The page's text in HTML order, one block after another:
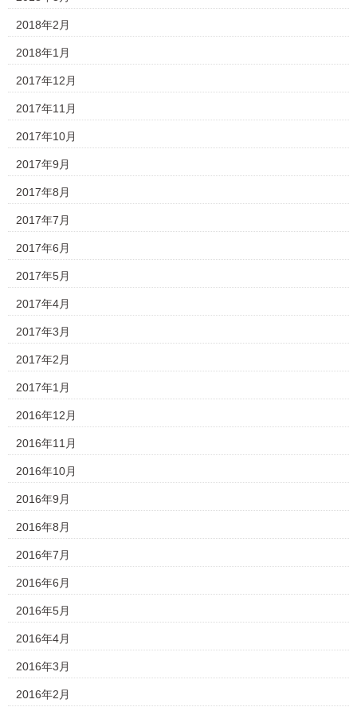
2018年2月
2018年1月
2017年12月
2017年11月
2017年10月
2017年9月
2017年8月
2017年7月
2017年6月
2017年5月
2017年4月
2017年3月
2017年2月
2017年1月
2016年12月
2016年11月
2016年10月
2016年9月
2016年8月
2016年7月
2016年6月
2016年5月
2016年4月
2016年3月
2016年2月